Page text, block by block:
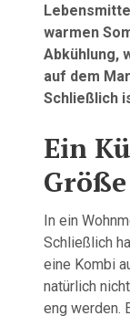
warmen
Abkühlung,
auf dem
Schließlich
Ein
Größe
In ein
Schließlich
eine Kombi
natürlich
eng werden.